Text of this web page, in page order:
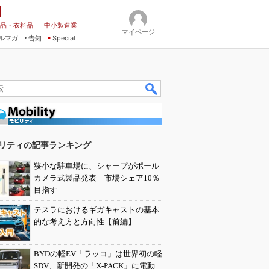
・衣料品
中小製造業
マガ
告知 Special
マイページ
ティの記事ランキング
狭小な駐車場に、シャープがポール
カメラ式製品発表 市場シェア10％
目指す
テスラにおけるギガキャストの基本
的な考え方と方向性【前編】
BYDの軽EV「ラッコ」は世界初の軽
SDV、新開発の「X-PACK」に電動